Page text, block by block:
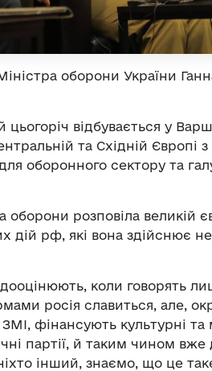
оборони України
цьогоріч відбувається у
та Східній Європі
оборонного сектору та
оборони розповіла великій
дій рф, які вона здійснює
коли говорять
росія славиться, але,
ЗМІ, фінансують культурні
партії, й таким чином
інший, знаємо, що це